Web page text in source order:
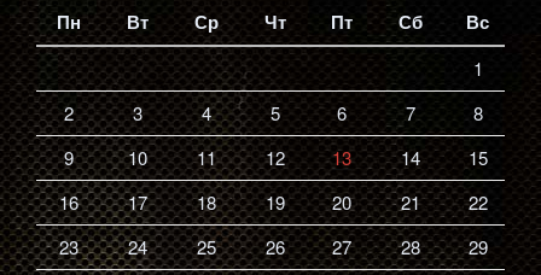
Пн Вт Ср Чт Пт Сб Вс
1
2
3 4 5 6 7
8
9
10 11 12 13 14
15
16
17 18 19 20 21
22
23
24 25 26 27 28 29